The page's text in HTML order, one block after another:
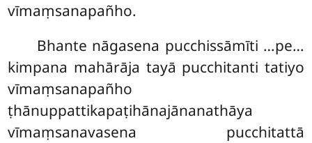
vīmaṃsanapañho.
Bhante nāgasena pucchissāmīti …pe…
kimpana mahārāja tayā pucchitanti tatiyo
vīmaṃsanapañho
ṭhānuppattikapaṭihānajānanathāya
vīmaṃsanavasena pucchitattā